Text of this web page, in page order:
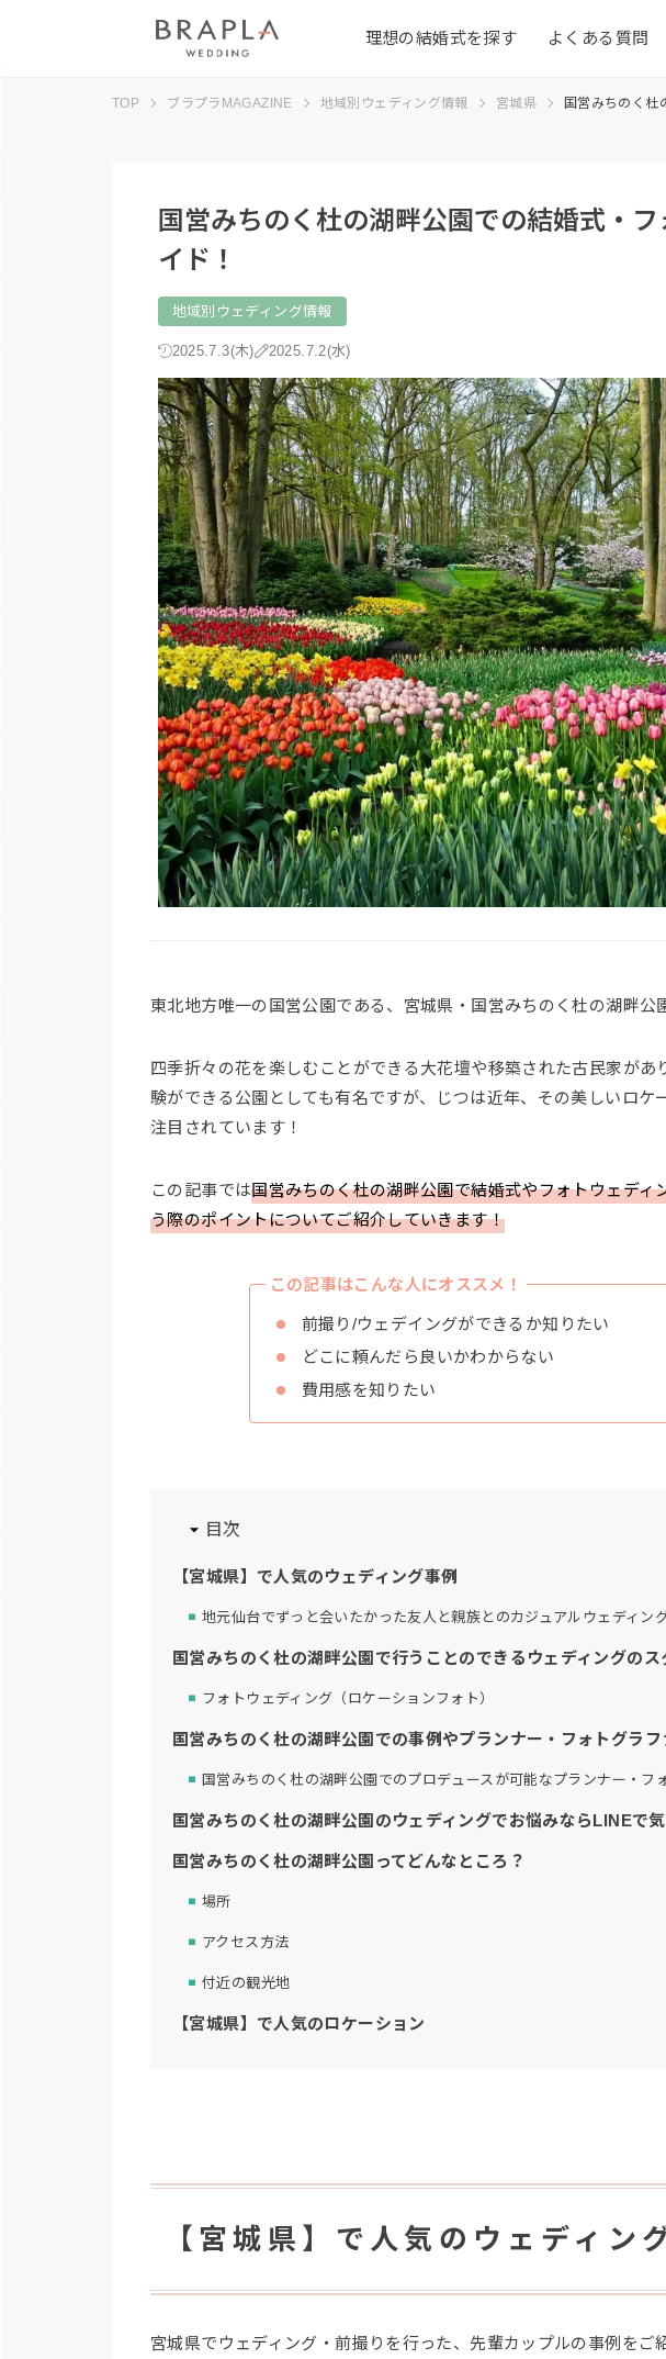
理想の結婚式を探す よくある質問
TOP ブラプラMAGAZINE 地域別ウェディング情報 宮城県 国営みちのく杜
国営みちのく杜の湖畔公園での結婚式・
イド！
地域別ウェディング情報
2025.7.3(木) 2025.7.2(水)
東北地方唯一の国営公園である、宮城県・国営みちのく杜の湖畔公
四季折々の花を楽しむことができる大花壇や移築された古民家があ
験ができる公園としても有名ですが、じつは近年、その美しいロケ
注目されています！
この記事では国営みちのく杜の湖畔公園で結婚式やフォトウェデ
う際のポイントについてご紹介していきます！
この記事はこんな人にオススメ！
前撮り/ウェデイングができるか知りたい
どこに頼んだら良いかわからない
費用感を知りたい
目次
【宮城県】で人気のウェディング事例
地元仙台でずっと会いたかった友人と親族とのカジュアルウェディン
国営みちのく杜の湖畔公園で行うことのできるウェディングのス
フォトウェディング（ロケーションフォト）
国営みちのく杜の湖畔公園での事例やプランナー・フォトグラフ
国営みちのく杜の湖畔公園でのプロデュースが可能なプランナー・フ
国営みちのく杜の湖畔公園のウェディングでお悩みならLINEで気
国営みちのく杜の湖畔公園ってどんなところ？
場所
アクセス方法
付近の観光地
【宮城県】で人気のロケーション
【宮城県】で人気のウェディン
宮城県でウェディング・前撮りを行った、先輩カップルの事例をご